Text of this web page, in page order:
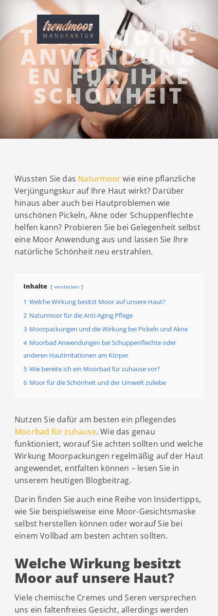
TOLLE MOOR-
ANWENDUNG
EN FÜR IHRE
SCHÖNHEIT
Wussten Sie das Naturmoorwie eine pflanzliche
Verjüngungskur auf Ihre Haut wirkt? Darüber
hinaus aber auch bei Hautproblemen wie
unschönen Pickeln, Akne oder Schuppenflechte
helfen kann? Probieren Sie bei Gelegenheit selbst
eine Moor Anwendung aus und lassen Sie Ihre
natürliche Schönheit neu erstrahlen.
Inhalte verstecken
1 Welche Wirkung besitzt Moor auf unsere Haut?
2 Naturmoor für die Anti-Aging Pflege
3 Moorpackungen und die Wirkung bei Pickeln und Akne
4 Moorbad Anwendungen bei Schuppenflechte oder
anderen Hautirritationen am Körper
5 Wie bereite ich ein Moorbad für zuhause vor?
6 Moor für die Schönheit und der Umwelt zuliebe
Nutzen Sie dafür am besten ein pflegendes
Moorbad für zuhause. Wie das genau
funktioniert, worauf Sie achten sollten und welche
Wirkung Moorpackungen regelmäßig auf der Haut
angewendet, entfalten können – lesen Sie in
unserem heutigen Blogbeitrag.
Darin finden Sie auch eine Reihe von Insidertipps,
wie Sie beispielsweise eine Moor-Gesichtsmaske
selbst herstellen können oder worauf Sie bei
einem Vollbad am besten achten sollten.
Welche Wirkung besitzt
Moor auf unsere Haut?
Viele chemische Cremes und Seren versprechen
uns ein faltenfreies Gesicht, allerdings werden